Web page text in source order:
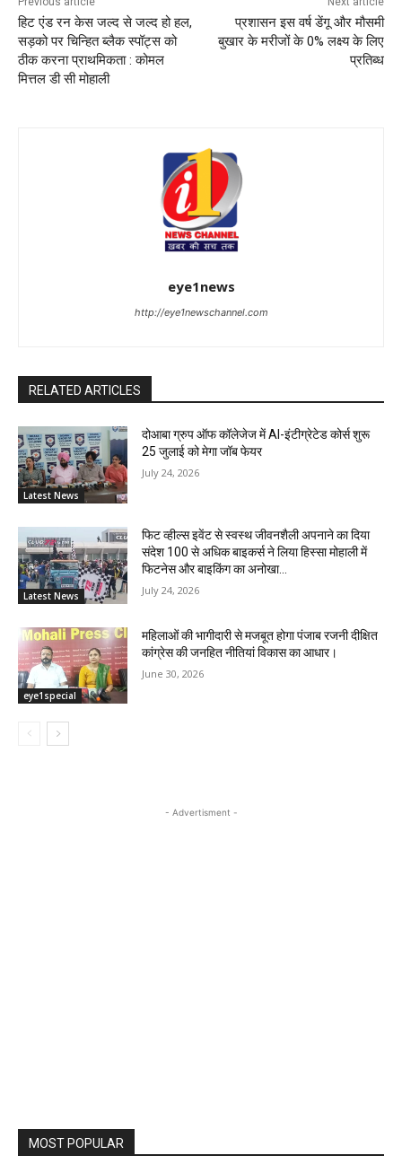
हिट एंड रन केस जल्द से जल्द हो हल,
सड़को पर चिन्हित ब्लैक स्पॉट्स को
ठीक करना प्राथमिकता : कोमल
मित्तल डी सी मोहाली
प्रशासन इस वर्ष डेंगू और मौसमी
बुखार के मरीजों के 0% लक्ष्य के लिए
प्रतिब्ध
eye1news
http://eye1newschannel.com
RELATED ARTICLES
Latest News
दोआबा ग्रुप ऑफ कॉलेजेज में AI-इंटीग्रेटेड कोर्स शुरू
25 जुलाई को मेगा जॉब फेयर
July 24, 2026
Latest News
फिट व्हील्स इवेंट से स्वस्थ जीवनशैली अपनाने का दिया
संदेश 100 से अधिक बाइकर्स ने लिया हिस्सा मोहाली में
फिटनेस और बाइकिंग का अनोखा...
July 24, 2026
eye1special
महिलाओं की भागीदारी से मजबूत होगा पंजाब रजनी दीक्षित
कांग्रेस की जनहित नीतियां विकास का आधार।
June 30, 2026
- Advertisment -
MOST POPULAR